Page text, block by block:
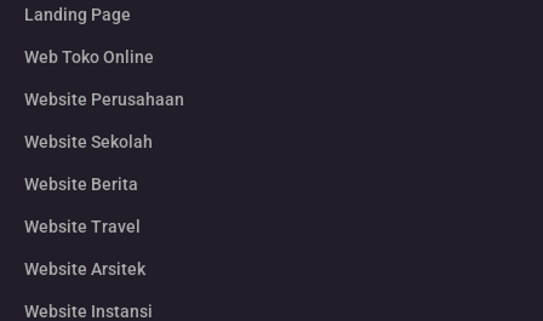
Landing Page
Web Toko Online
Website Perusahaan
Website Sekolah
Website Berita
Website Travel
Website Arsitek
Website Instansi